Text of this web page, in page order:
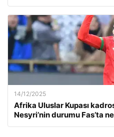
14/12/2025
Afrika Uluslar Kupası
Nesyri’nin durumu Fas’ta